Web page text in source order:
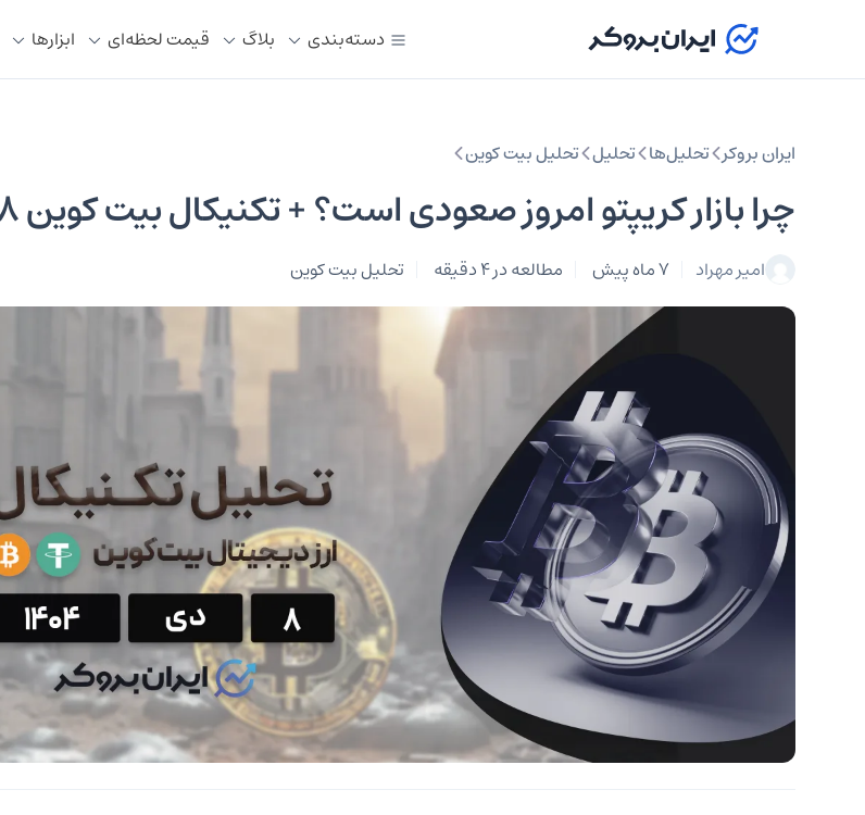
دسته‌بندی بلاگ قیمت لحظه‌ای ابزار‌ها
ایران بروکر تحلیل‌ها تحلیل‌ تحلیل بیت کوین
چرا بازار کریپتو امروز صعودی است؟ + تکنیکال بیت کوین ۸ دی
امیر مهراد 7 ماه پیش مطالعه در 4 دقیقه تحلیل بیت کوین